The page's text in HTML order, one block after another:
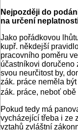
Nejpozději do
na určení
Jako pořádkovou
kupř. někdejší
pracovního poměru
účastníkovi doručeno
svou neurčitost by,
zák. práce neměla
zák. práce, neboť
Pokud tedy má
vycházející třeba i ze
vztahů zvláštní